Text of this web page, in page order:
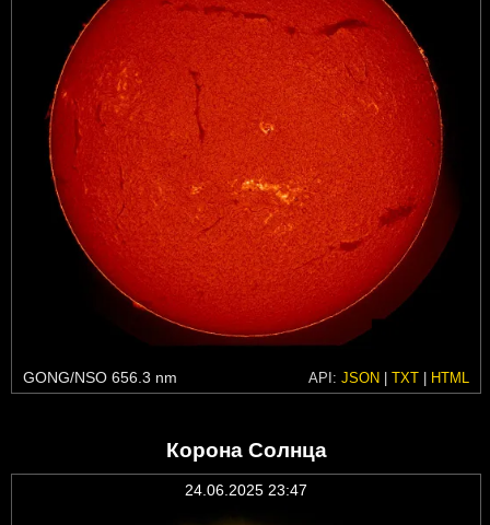
GONG/NSO 656.3 nm API: JSON | TXT | HTML
Корона Солнца
24.06.2025 23:47